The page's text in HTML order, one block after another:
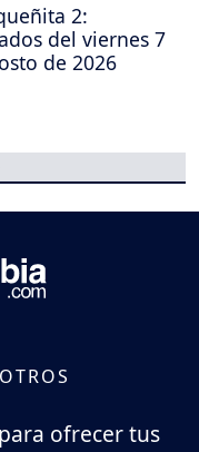
2:
del viernes 7
de 2026
ofrecer tus